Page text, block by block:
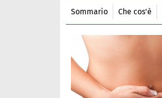
Sommario Che cos'è